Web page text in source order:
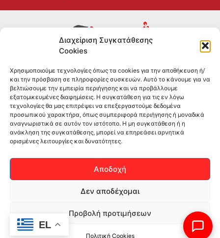
Διαχείριση Συγκατάθεσης
Cookies
Χρησιμοποιούμε τεχνολογίες όπως τα cookies για την αποθήκευση ή/
και την πρόσβαση σε πληροφορίες συσκευών. Αυτό το κάνουμε για να
βελτιώσουμε την εμπειρία περιήγησης και να προβάλλουμε
εξατομικευμένες διαφημίσεις. Η συγκατάθεση για τις εν λόγω
τεχνολογίες θα μας επιτρέψει να επεξεργαστούμε δεδομένα
προσωπικού χαρακτήρα, όπως συμπεριφορά περιήγησης ή μοναδικά
αναγνωριστικά σε αυτόν τον ιστότοπο. Η μη συγκατάθεση ή η
ανάκληση της συγκατάθεσης, μπορεί να επηρεάσει αρνητικά
ορισμένες λειτουργίες και δυνατότητες.
Αποδοχή
Δεν αποδέχομαι
Προβολή προτιμήσεων
Πολιτική Cookies
θέλουν να βελτιώσουν τη διατροφή και την υγεία τους.
Επώνυμα brands και εμπειρία ετών στο χώρο.
ΠΛΗΡΟΦΟΡΙΕΣ
-ΤΗΛ:2551 181428
–ΟΡΟΙ & ΠΡΟΣΩΠΙΚΑ ΔΕΔΟΜΕΝΑ
SOCIAL MEDIA
EL